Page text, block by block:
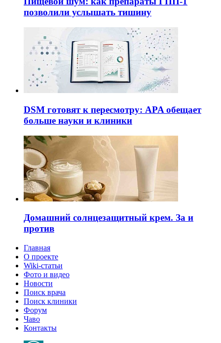
позволили услышать тишину
DSM готовят к пересмотру: APA обещает
больше науки и клиники
Домашний солнцезащитный крем. За и
против
Главная
О проекте
Wiki-статьи
Фото и видео
Новости
Поиск врача
Поиск клиники
Форум
Чаво
Контакты